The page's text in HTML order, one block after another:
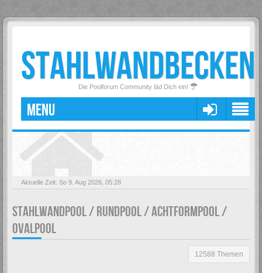
STAHLWANDBECKEN
Die Poolforum Community läd Dich ein!
MENU
Aktuelle Zeit: So 9. Aug 2026, 05:28
STAHLWANDPOOL / RUNDPOOL / ACHTFORMPOOL /
OVALPOOL
12588 Themen